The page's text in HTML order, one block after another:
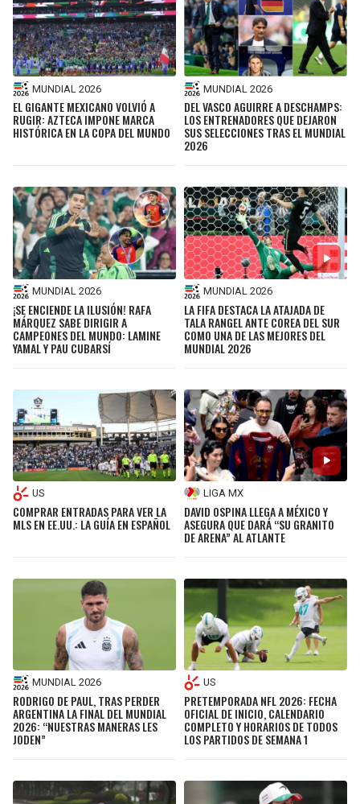
MUNDIAL 2026
EL GIGANTE MEXICANO VOLVIÓ A
RUGIR: AZTECA IMPONE MARCA
HISTÓRICA EN LA COPA DEL MUNDO
MUNDIAL 2026
DEL VASCO AGUIRRE A DESCHAMPS:
LOS ENTRENADORES QUE DEJARON
SUS SELECCIONES TRAS EL MUNDIAL
2026
MUNDIAL 2026
¡SE ENCIENDE LA ILUSIÓN! RAFA
MÁRQUEZ SABE DIRIGIR A
CAMPEONES DEL MUNDO: LAMINE
YAMAL Y PAU CUBARSÍ
MUNDIAL 2026
LA FIFA DESTACA LA ATAJADA DE
TALA RANGEL ANTE COREA DEL SUR
COMO UNA DE LAS MEJORES DEL
MUNDIAL 2026
US
COMPRAR ENTRADAS PARA VER LA
MLS EN EE.UU.: LA GUÍA EN ESPAÑOL
LIGA MX
DAVID OSPINA LLEGA A MÉXICO Y
ASEGURA QUE DARÁ “SU GRANITO
DE ARENA” AL ATLANTE
MUNDIAL 2026
RODRIGO DE PAUL, TRAS PERDER
ARGENTINA LA FINAL DEL MUNDIAL
2026: “NUESTRAS MANERAS LES
JODEN”
US
PRETEMPORADA NFL 2026: FECHA
OFICIAL DE INICIO, CALENDARIO
COMPLETO Y HORARIOS DE TODOS
LOS PARTIDOS DE SEMANA 1